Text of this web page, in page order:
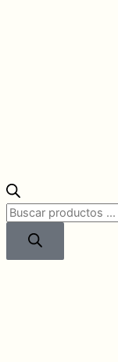
Búsqueda
productos